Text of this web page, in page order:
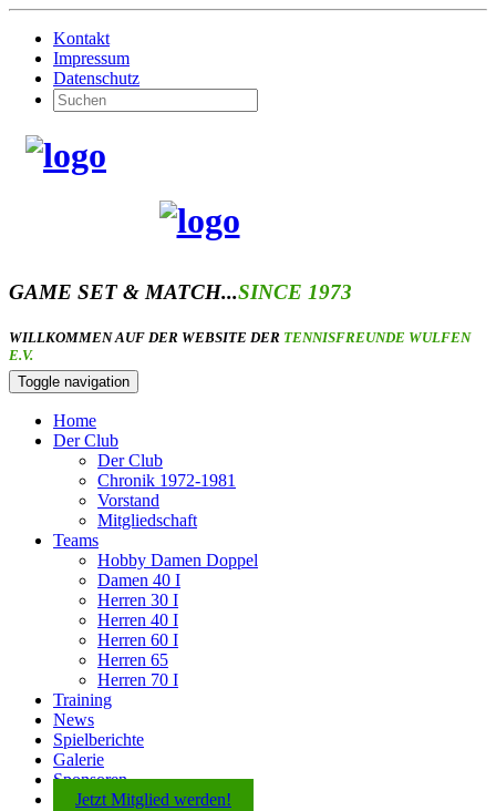
Kontakt
Impressum
Datenschutz
GAME SET & MATCH...SINCE 1973
WILLKOMMEN AUF DER WEBSITE DER TENNISFREUNDE WULFEN
E.V.
Toggle navigation
Home
Der Club
Der Club
Chronik 1972-1981
Vorstand
Mitgliedschaft
Teams
Hobby Damen Doppel
Damen 40 I
Herren 30 I
Herren 40 I
Herren 60 I
Herren 65
Herren 70 I
Training
News
Spielberichte
Galerie
Sponsoren
Jetzt Mitglied werden!